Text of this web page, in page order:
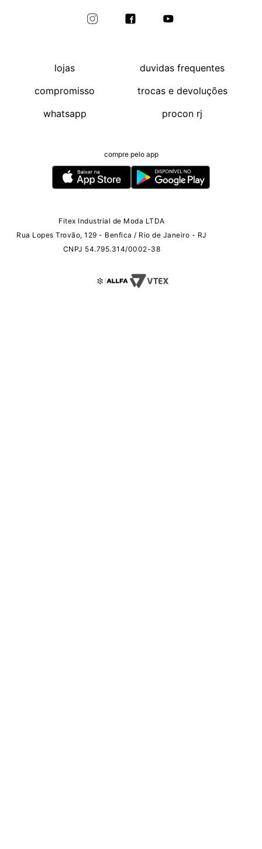
lojas
compromisso
whatsapp
duvidas frequentes
trocas e devoluções
procon rj
compre pelo app
Fitex Industrial de Moda LTDA
Rua Lopes Trovão, 129 - Benfica / Rio de Janeiro - RJ
CNPJ 54.795.314/0002-38